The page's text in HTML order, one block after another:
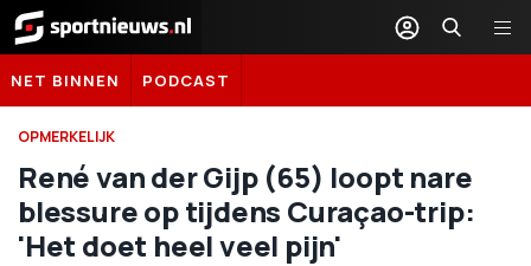
Sportnieuws.nl
NET BINNEN PODCAST
OPMERKELIJK
René van der Gijp (65) loopt nare
blessure op tijdens Curaçao-trip:
'Het doet heel veel pijn'